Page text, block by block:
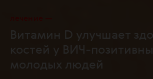
Витамин D улучшает
костей у ВИЧ-
молодых людей